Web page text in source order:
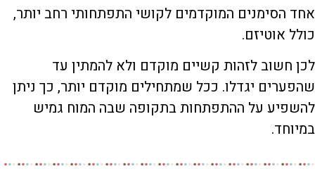
אחד הסימנים המוקדמים לקושי התפתחותי רחב יותר,
כולל אוטיזם.
לכן חשוב לזהות קשיים מוקדם ולא להמתין עד
שהפערים יגדלו. ככל שמתחילים מוקדם יותר, כך ניתן
להשפיע על ההתפתחות בתקופה שבה המוח גמיש
במיוחד.